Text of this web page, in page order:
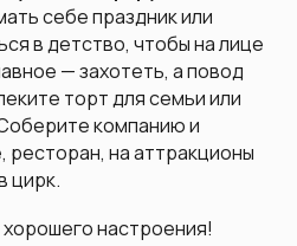
себе праздник или
в детство, чтобы на лице
— захотеть, а повод
торт для семьи или
компанию и
ресторан, на аттракционы
цирк.
настроения!